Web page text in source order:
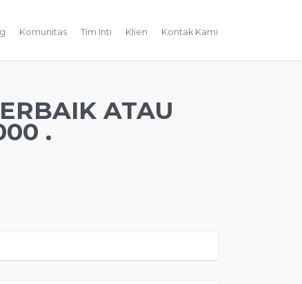
Komunitas Tim Inti Klien Kontak Kami
ATAU
.